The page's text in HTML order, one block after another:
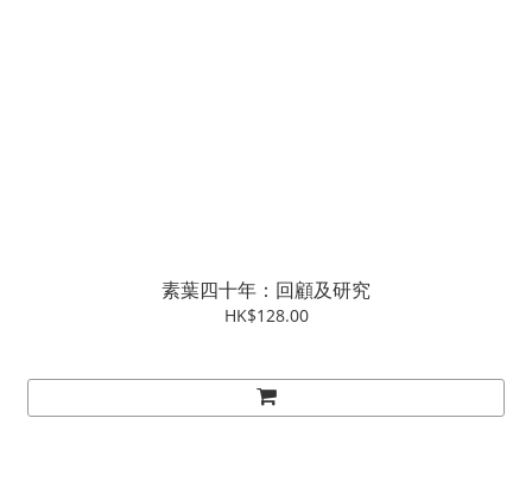
素葉四十年：回顧及研究
HK$128.00